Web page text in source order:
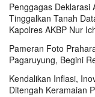
Penggagas Deklarasi
Tinggalkan Tanah
Kapolres AKBP Nur
Pameran Foto
Pagaruyung, Begini
Kendalikan Inflasi,
Ditengah Keramaian